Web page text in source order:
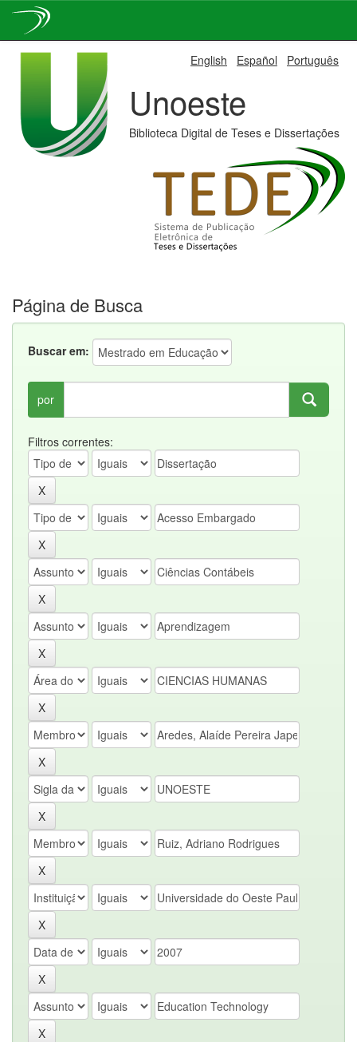
English Español Português
Unoeste
Biblioteca Digital de Teses e Dissertações
Página de Busca
Buscar em:
por
Filtros correntes: